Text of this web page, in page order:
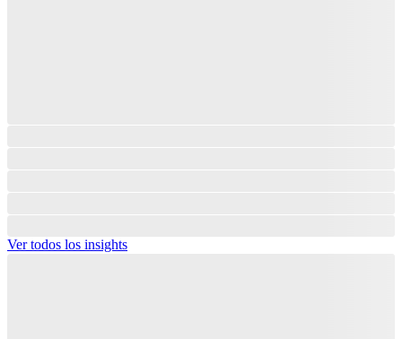
Ver todos los insights